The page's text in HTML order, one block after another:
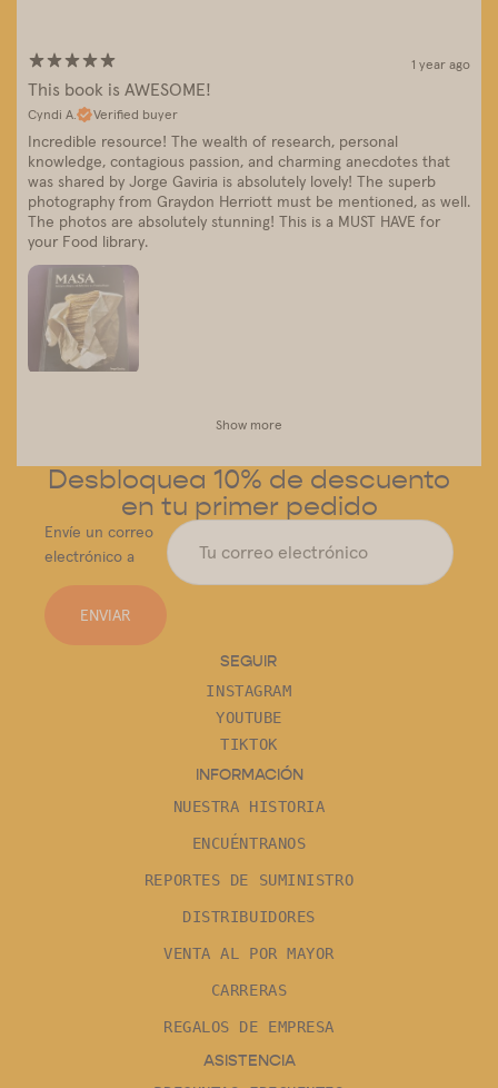
1 year ago
This book is AWESOME!
Cyndi A. Verified buyer
Incredible resource! The wealth of research, personal
knowledge, contagious passion, and charming anecdotes that
was shared by Jorge Gaviria is absolutely lovely! The superb
photography from Graydon Herriott must be mentioned, as well.
The photos are absolutely stunning! This is a MUST HAVE for
your Food library.
Show more
Desbloquea 10% de descuento
en tu primer pedido
Envíe un correo
electrónico a
ENVIAR
SEGUIR
INSTAGRAM
YOUTUBE
TIKTOK
INFORMACIÓN
NUESTRA HISTORIA
ENCUÉNTRANOS
REPORTES DE SUMINISTRO
DISTRIBUIDORES
VENTA AL POR MAYOR
CARRERAS
REGALOS DE EMPRESA
ASISTENCIA